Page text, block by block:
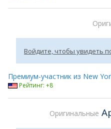
Войдите, чтобы увидеть
Премиум-участник из New
Рейтинг: +8
Оригинальные